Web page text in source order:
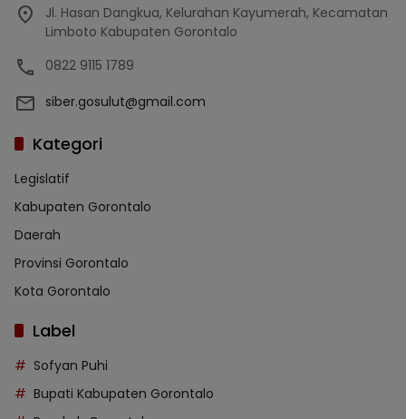
Jl. Hasan Dangkua, Kelurahan Kayumerah, Kecamatan
Limboto Kabupaten Gorontalo
0822 9115 1789
siber.gosulut@gmail.com
Kategori
Legislatif
Kabupaten Gorontalo
Daerah
Provinsi Gorontalo
Kota Gorontalo
Label
Sofyan Puhi
Bupati Kabupaten Gorontalo